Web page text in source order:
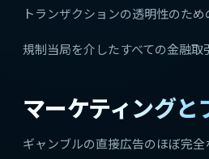
トランザクションの透明性のため
規制当局を介したすべての金融取
マーケティングと
ギャンブルの直接広告のほぼ完全